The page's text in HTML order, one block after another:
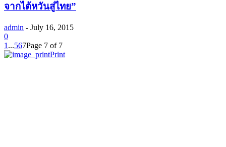
จากไต้หวันสู่ไทย”
admin - July 16, 2015
0
1 ...567Page 7 of 7
Print